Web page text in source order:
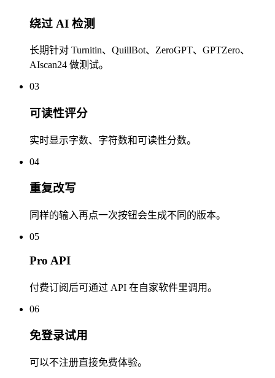
绕过 AI 检测
长期针对 Turnitin、QuillBot、ZeroGPT、GPTZero、
AIscan24 做测试。
03
可读性评分
实时显示字数、字符数和可读性分数。
04
重复改写
同样的输入再点一次按钮会生成不同的版本。
05
Pro API
付费订阅后可通过 API 在自家软件里调用。
06
免登录试用
可以不注册直接免费体验。